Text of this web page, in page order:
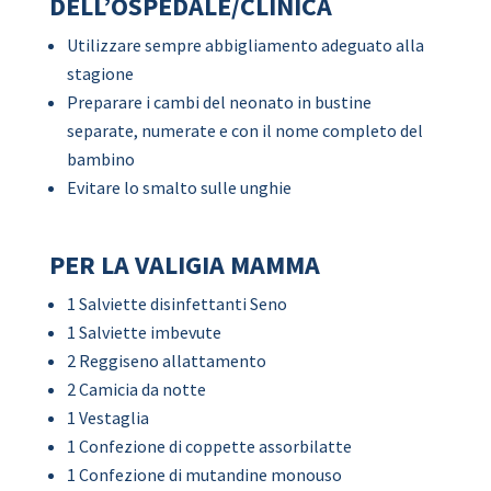
Utilizzare sempre abbigliamento adeguato alla
stagione
Preparare i cambi del neonato in bustine
separate, numerate e con il nome completo del
bambino
Evitare lo smalto sulle unghie
PER LA VALIGIA MAMMA
1 Salviette disinfettanti Seno
1 Salviette imbevute
2 Reggiseno allattamento
2 Camicia da notte
1 Vestaglia
1 Confezione di coppette assorbilatte
1 Confezione di mutandine monouso